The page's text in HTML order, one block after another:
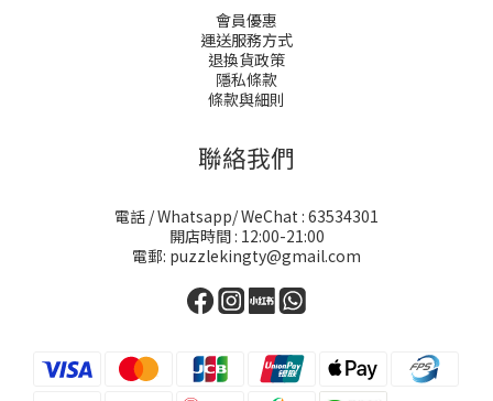
會員優惠
運送服務方式
退換貨政策
隱私條款
條款與細則
聯絡我們
電話 / Whatsapp/ WeChat : 63534301
開店時間 : 12:00-21:00
電郵: puzzlekingty@gmail.com